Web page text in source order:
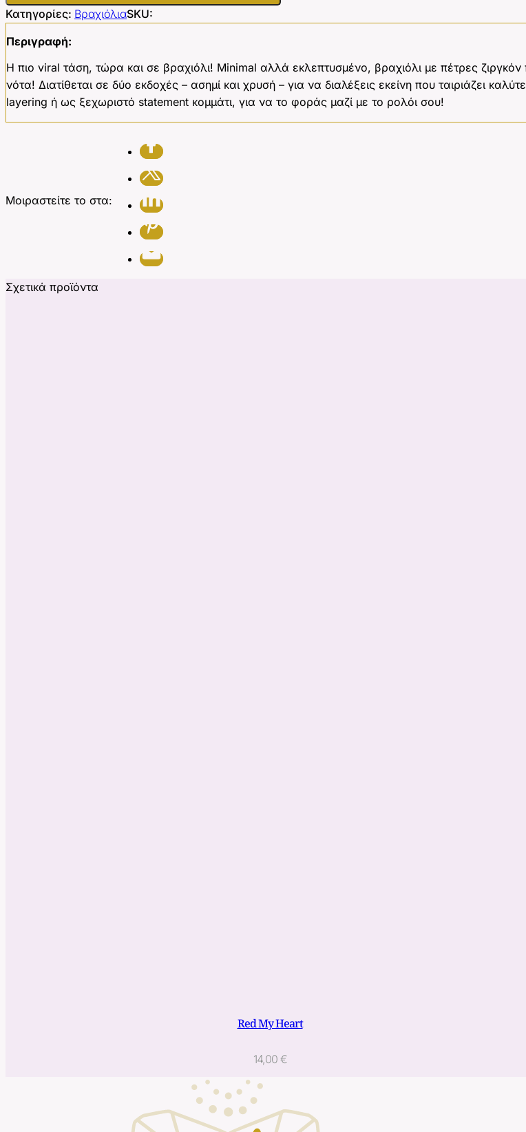
Κατηγορίες: ΒραχιόλιαSKU:
Περιγραφή:
Η πιο viral τάση, τώρα και σε βραχιόλι! Minimal αλλά εκλεπτυσμένο, βραχιόλι με πέτρες ζιργκόν
νότα! Διατίθεται σε δύο εκδοχές – ασημί και χρυσή – για να διαλέξεις εκείνη που ταιριάζει
layering ή ως ξεχωριστό statement κομμάτι, για να το φοράς μαζί με το ρολόι σου!
Μοιραστείτε το στα:
Σχετικά προϊόντα
Red My Heart
14,00 €